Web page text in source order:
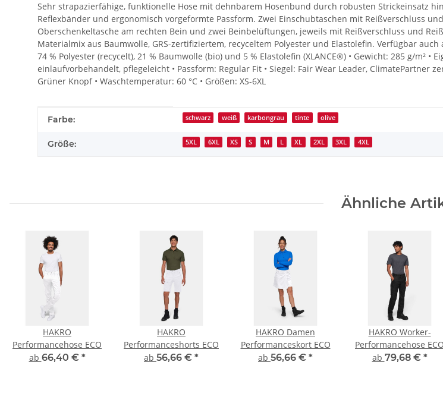
Sehr strapazierfähige, funktionelle Hose mit dehnbarem Hosenbund durch robusten Strickeinsatz
Reflexbänder und ergonomisch vorgeformte Passform. Zwei Einschubtaschen mit Reißverschluss
Oberschenkeltasche am rechten Bein und zwei Beinbelüftungen, jeweils mit Reißverschluss und
Materialmix aus Baumwolle, GRS-zertifiziertem, recyceltem Polyester und Elastolefin. Verfügbar
74 % Polyester (recycelt), 21 % Baumwolle (bio) und 5 % Elastolefin (XLANCE®) • Gewicht: 285 g/m²
einlaufvorbehandelt, pflegeleicht • Passform: Regular Fit • Siegel: Fair Wear Leader, ClimatePartner
Grüner Knopf • Waschtemperatur: 60 °C • Größen: XS-6XL
Produkteigenschaft
Wert
Farbe: schwarz weiß karbongrau tinte olive
Größe: 5XL 6XL XS S M L XL 2XL 3XL 4XL
Ähnliche
HAKRO
Performancehose ECO
ab 66,40 € *
HAKRO
Performanceshorts ECO
ab 56,66 € *
HAKRO Damen
Performanceskort ECO
ab 56,66 € *
HAKRO Worker-
Performancehose ECO
ab 79,68 € *